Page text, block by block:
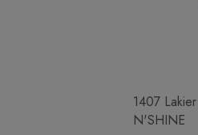
1407
N'SHINE